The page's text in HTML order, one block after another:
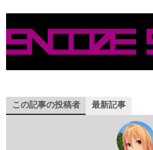
この記事の投稿者 最新記事